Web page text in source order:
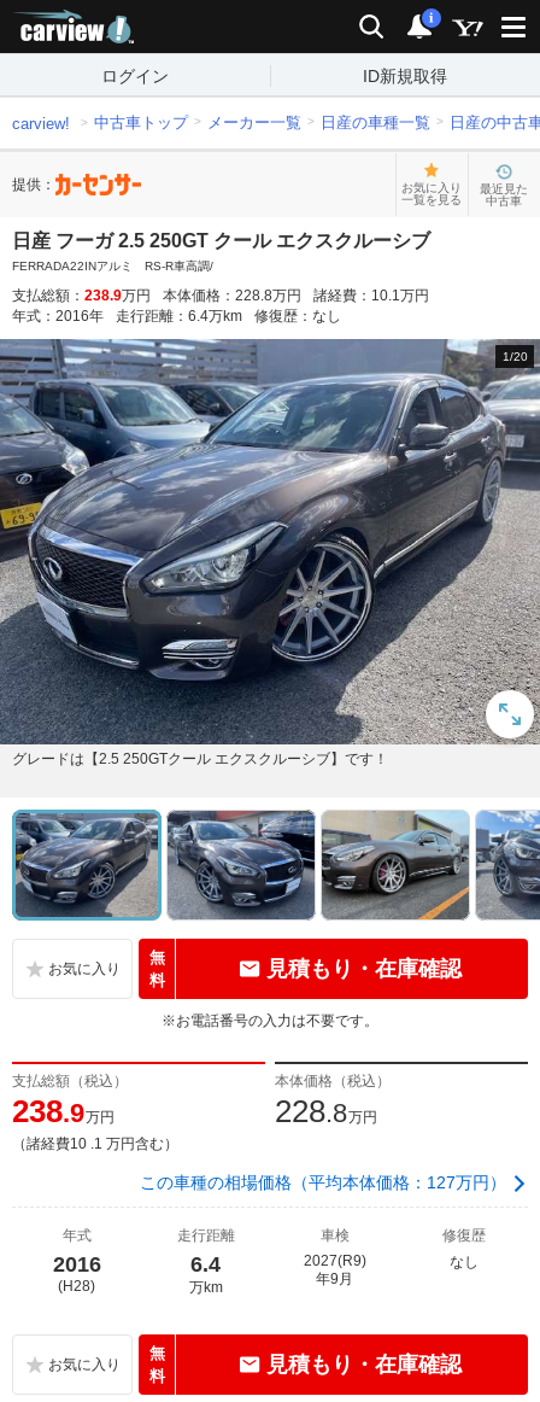
検索 通知
i
ログイン ID新規取得
carview! 中古車トップ メーカー一覧 日産の車種一覧 日産の中古
提供：
お気に入り
一覧を見る
最近見た
中古車
日産 フーガ 2.5 250GT クール エクスクルーシブ
FERRADA22INアルミ RS-R車高調/
支払総額： 238.9万円 本体価格： 228.8万円 諸経費： 10.1万円
年式： 2016年 走行距離： 6.4万km 修復歴： なし
1/20
グレードは【2.5 250GTクール エクスクルーシブ】です！
無
料
見積もり・在庫確認
※お電話番号の入力は不要です。
支払総額（税込）
238.9万円
（諸経費10 .1 万円含む）
本体価格（税込）
228.8万円
この車種の相場価格（平均本体価格：127万円）
年式
2016
(H28)
走行距離
6.4
万km
車検
2027(R9)
年9月
修復歴
なし
無
料
見積もり・在庫確認